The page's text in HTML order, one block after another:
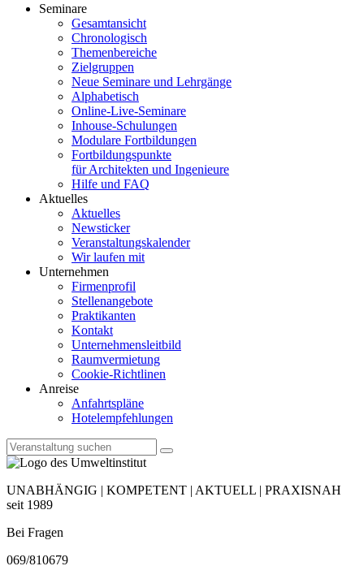
Seminare
Gesamtansicht
Chronologisch
Themenbereiche
Zielgruppen
Neue Seminare und Lehrgänge
Alphabetisch
Online-Live-Seminare
Inhouse-Schulungen
Modulare Fortbildungen
Fortbildungspunkte
für Architekten und Ingenieure
Hilfe und FAQ
Aktuelles
Aktuelles
Newsticker
Veranstaltungskalender
Wir laufen mit
Unternehmen
Firmenprofil
Stellenangebote
Praktikanten
Kontakt
Unternehmensleitbild
Raumvermietung
Cookie-Richtlinen
Anreise
Anfahrtspläne
Hotelempfehlungen
UNABHÄNGIG | KOMPETENT | AKTUELL | PRAXISNAH
seit 1989
Bei Fragen
069/810679